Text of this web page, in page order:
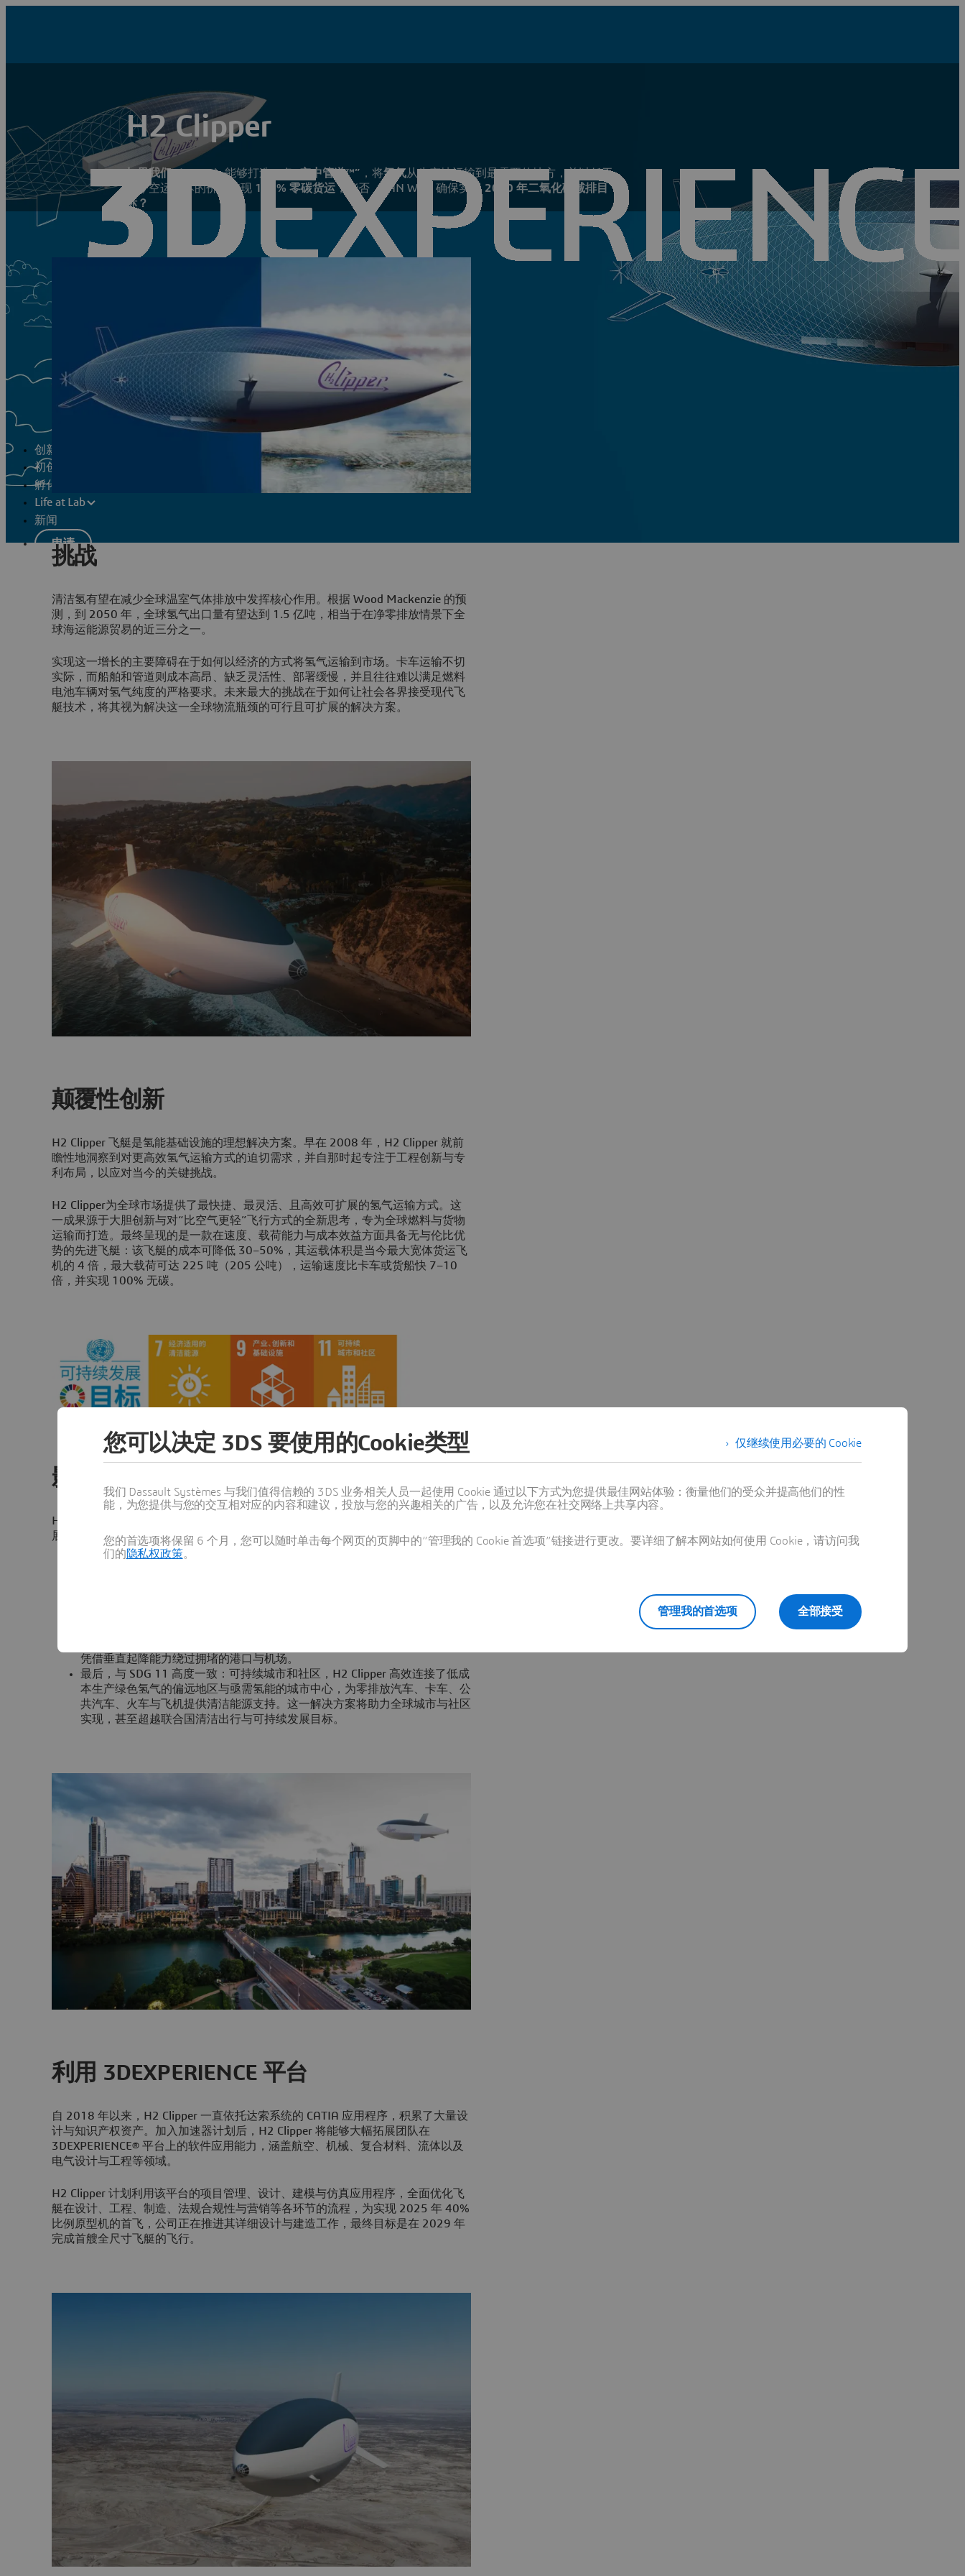
创新实验室
初创企业计划
孵化项目
Life at Lab
新闻
申请
H2 Clipper
如果我们（IF WE）能够打造一条 “空中管道™” ，将氢气从生产地运输到最需要的地方，并以低于
当今空运成本的价格实现100% 零碳货运，能否（CAN WE）确保实现 2050 年二氧化碳减排目
标？
挑战
清洁氢有望在减少全球温室气体排放中发挥核心作用。根据 Wood Mackenzie 的预
测，到 2050 年，全球氢气出口量有望达到 1.5 亿吨，相当于在净零排放情景下全
球海运能源贸易的近三分之一。
实现这一增长的主要障碍在于如何以经济的方式将氢气运输到市场。卡车运输不切
实际，而船舶和管道则成本高昂、缺乏灵活性、部署缓慢，并且往往难以满足燃料
电池车辆对氢气纯度的严格要求。未来最大的挑战在于如何让社会各界接受现代飞
艇技术，将其视为解决这一全球物流瓶颈的可行且可扩展的解决方案。
颠覆性创新
H2 Clipper 飞艇是氢能基础设施的理想解决方案。早在 2008 年，H2 Clipper 就前
瞻性地洞察到对更高效氢气运输方式的迫切需求，并自那时起专注于工程创新与专
利布局，以应对当今的关键挑战。
H2 Clipper为全球市场提供了最快捷、最灵活、且高效可扩展的氢气运输方式。这
一成果源于大胆创新与对“比空气更轻”飞行方式的全新思考，专为全球燃料与货物
运输而打造。最终呈现的是一款在速度、载荷能力与成本效益方面具备无与伦比优
势的先进飞艇：该飞艇的成本可降低 30–50%，其运载体积是当今最大宽体货运飞
机的 4 倍，最大载荷可达 225 吨（205 公吨），运输速度比卡车或货船快 7–10
倍，并实现 100% 无碳。
影响
H2 Clipper 通过其开创性的飞艇氢气运输技术，直接助力实现多个联合国可持续发
展目标（SDG）。
凭借垂直起降能力绕过拥堵的港口与机场。
最后，与 SDG 11 高度一致：可持续城市和社区，H2 Clipper 高效连接了低成
本生产绿色氢气的偏远地区与亟需氢能的城市中心，为零排放汽车、卡车、公
共汽车、火车与飞机提供清洁能源支持。这一解决方案将助力全球城市与社区
实现，甚至超越联合国清洁出行与可持续发展目标。
利用 3DEXPERIENCE 平台
自 2018 年以来，H2 Clipper 一直依托达索系统的 CATIA 应用程序，积累了大量设
计与知识产权资产。加入加速器计划后，H2 Clipper 将能够大幅拓展团队在
3DEXPERIENCE® 平台上的软件应用能力，涵盖航空、机械、复合材料、流体以及
电气设计与工程等领域。
H2 Clipper 计划利用该平台的项目管理、设计、建模与仿真应用程序，全面优化飞
艇在设计、工程、制造、法规合规性与营销等各环节的流程，为实现 2025 年 40%
比例原型机的首飞，公司正在推进其详细设计与建造工作，最终目标是在 2029 年
完成首艘全尺寸飞艇的飞行。
仅继续使用必要的 Cookie
您可以决定 3DS 要使用的Cookie类型
我们 Dassault Systèmes 与我们值得信赖的 3DS 业务相关人员一起使用 Cookie 通过以下方式为您提供最佳网站体验：衡量他们的受众并提高他们的性
能，为您提供与您的交互相对应的内容和建议，投放与您的兴趣相关的广告，以及允许您在社交网络上共享内容。
您的首选项将保留 6 个月，您可以随时单击每个网页的页脚中的“管理我的 Cookie 首选项”链接进行更改。要详细了解本网站如何使用 Cookie，请访问我
们的隐私权政策。
全部接受
管理我的首选项